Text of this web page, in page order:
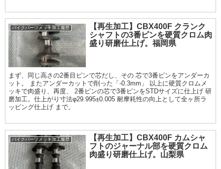
バイクパーツメッキ加工履歴
【再生加工】CBX400F クランク
シャフトの3番ピンを硬質クロム肉
盛り研磨仕上げ。福岡県
まず、同じ高さの2番目ピンで芯だし、その 芯で3番ピンをアンダーカ
ット。 またアンダーカットで削った「-0.3mm」 以上に硬質クロムメ
ッキで肉盛り、再度、 2番ピンの芯で3番ピンをSTDサイズに仕上げ 研
磨加工。仕上がり寸法φ29.995±0.005 耐摩耗性の向上として全ヶ所ラ
ッピング仕上げ まで。
バイクパーツメッキ加工履歴
【再生加工】CBX400F カムシャ
フトのジャーナル部を硬質クロム
肉盛り研磨仕上げ。山梨県